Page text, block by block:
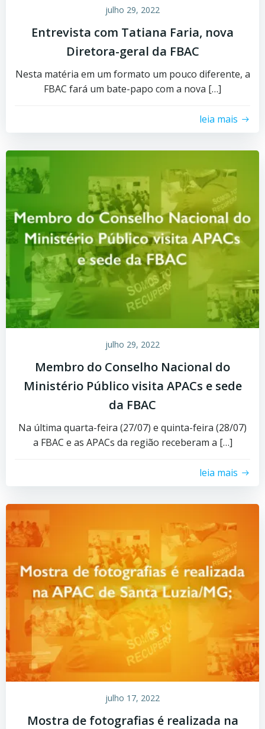
julho 29, 2022
Entrevista com Tatiana Faria, nova
Diretora-geral da FBAC
Nesta matéria em um formato um pouco diferente, a
FBAC fará um bate-papo com a nova […]
leia mais
julho 29, 2022
Membro do Conselho Nacional do
Ministério Público visita APACs e sede
da FBAC
Na última quarta-feira (27/07) e quinta-feira (28/07)
a FBAC e as APACs da região receberam a […]
leia mais
julho 17, 2022
Mostra de fotografias é realizada na